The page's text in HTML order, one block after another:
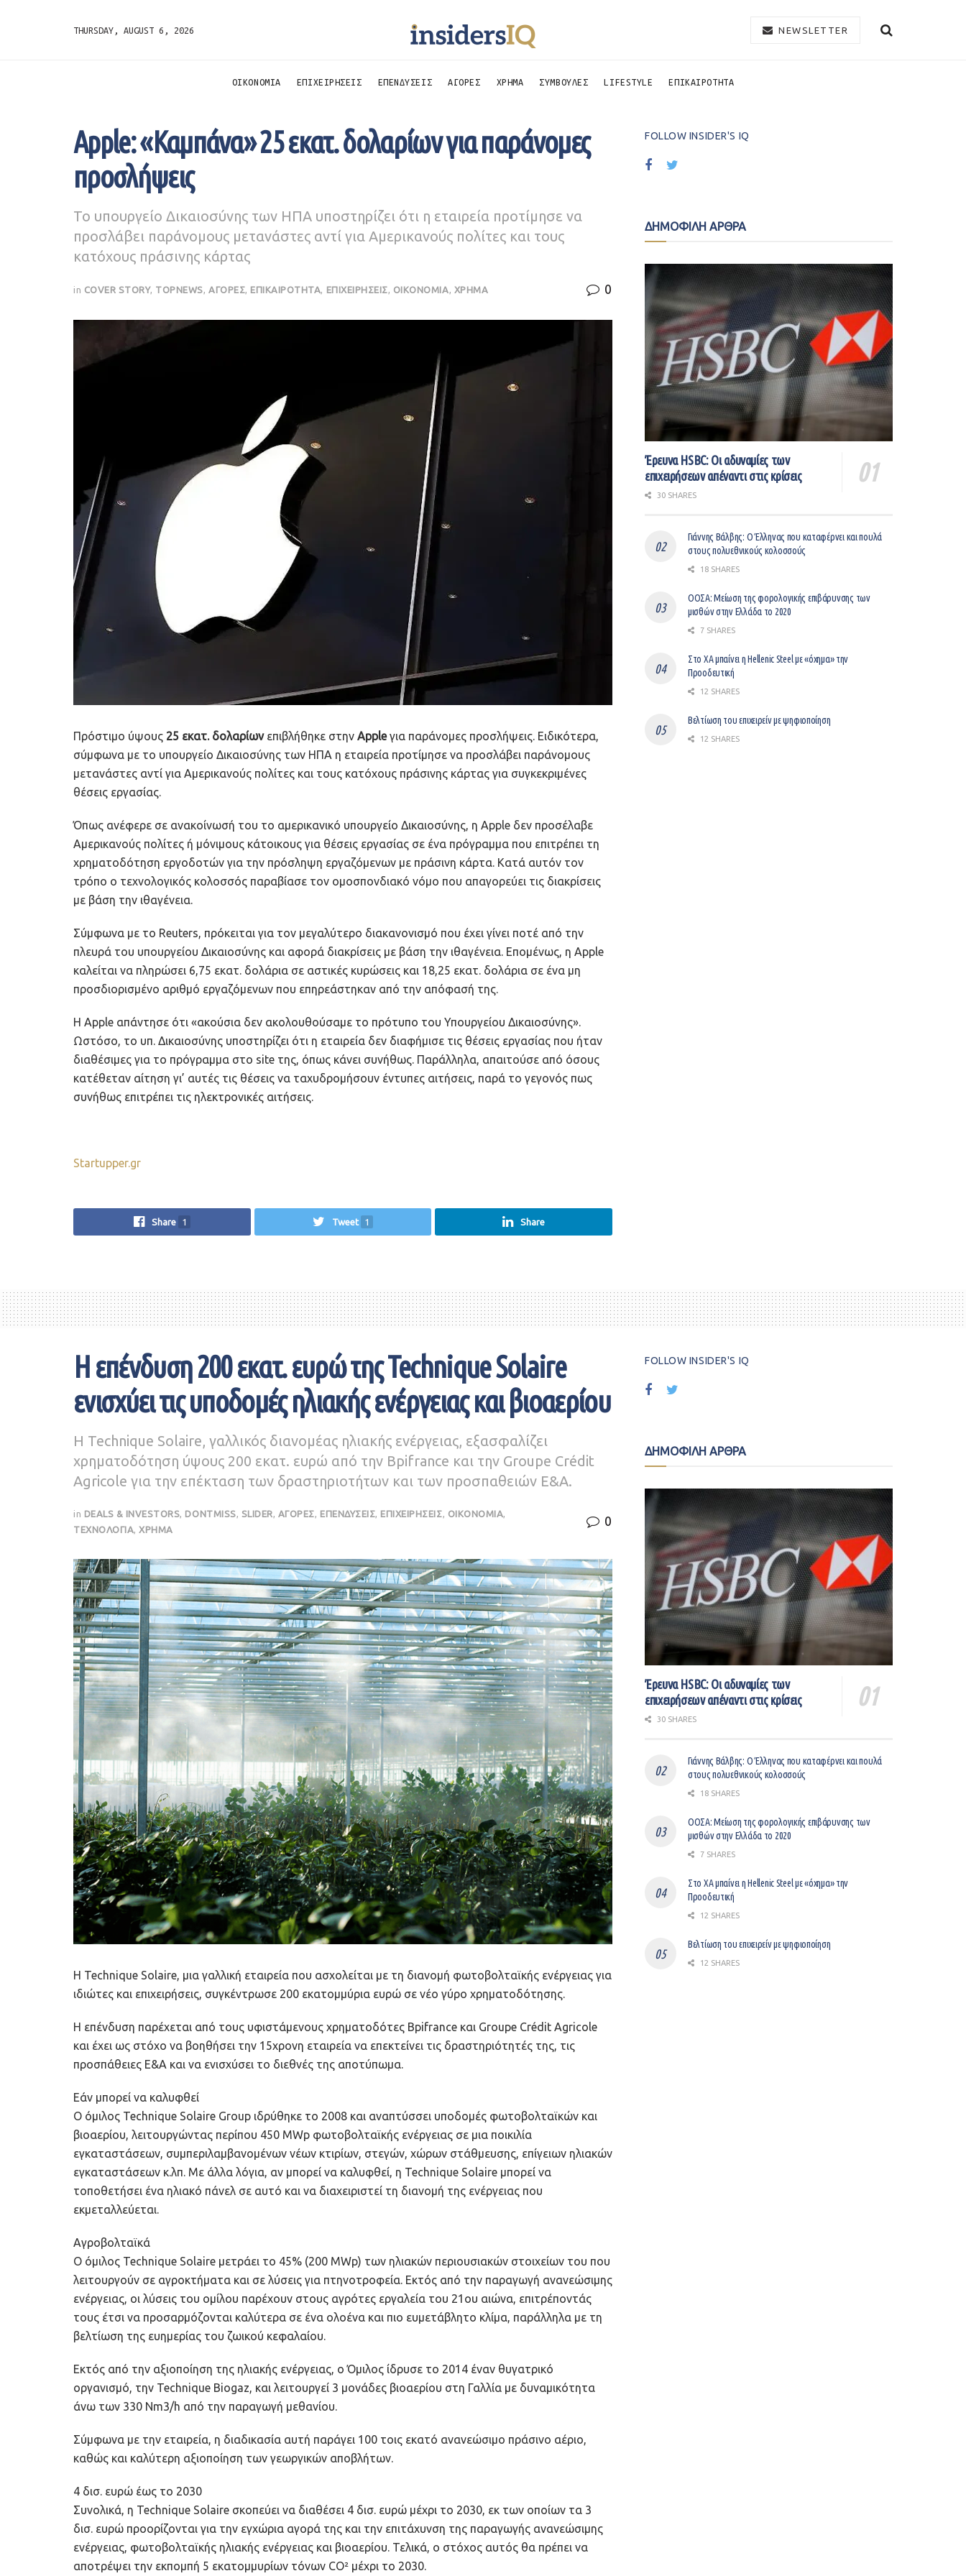
THURSDAY, AUGUST 6, 2026 NEWSLETTER
ΟΙΚΟΝΟΜΙΑ ΕΠΙΧΕΙΡΗΣΕΙΣ ΕΠΕΝΔΥΣΕΙΣ ΑΓΟΡΕΣ ΧΡΗΜΑ ΣΥΜΒΟΥΛΕΣ LIFESTYLE ΕΠΙΚΑΙΡΟΤΗΤΑ
Apple: «Καμπάνα» 25 εκατ. δολαρίων για παράνομες
προσλήψεις
Το υπουργείο Δικαιοσύνης των ΗΠΑ υποστηρίζει ότι η εταιρεία προτίμησε να
προσλάβει παράνομους μετανάστες αντί για Αμερικανούς πολίτες και τους
κατόχους πράσινης κάρτας
in COVER STORY, TOPNEWS ΑΓΟΡΕΣ ΕΠΙΚΑΙΡΟΤΗΤΑ ΕΠΙΧΕΙΡΗΣΕΙΣ ΟΙΚΟΝΟΜΙΑ ΧΡΗΜΑ 0
Πρόστιμο ύψους 25 εκατ. δολαρίωνεπιβλήθηκε στην Appleγια παράνομες προσλήψεις. Ειδικότερα,
σύμφωνα με το υπουργείο Δικαιοσύνης των ΗΠΑ η εταιρεία προτίμησε να προσλάβει παράνομους
μετανάστες αντί για Αμερικανούς πολίτες και τους κατόχους πράσινης κάρτας για συγκεκριμένες
θέσεις εργασίας.
Όπως ανέφερε σε ανακοίνωσή του το αμερικανικό υπουργείο Δικαιοσύνης, η Apple δεν προσέλαβε
Αμερικανούς πολίτες ή μόνιμους κάτοικους για θέσεις εργασίας σε ένα πρόγραμμα που επιτρέπει τη
χρηματοδότηση εργοδοτών για την πρόσληψη εργαζόμενων με πράσινη κάρτα. Κατά αυτόν τον
τρόπο ο τεχνολογικός κολοσσός παραβίασε τον ομοσπονδιακό νόμο που απαγορεύει τις διακρίσεις
με βάση την ιθαγένεια.
Σύμφωνα με το Reuters, πρόκειται για τον μεγαλύτερο διακανονισμό που έχει γίνει ποτέ από την
πλευρά του υπουργείου Δικαιοσύνης και αφορά διακρίσεις με βάση την ιθαγένεια. Επομένως, η Αpple
καλείται να πληρώσει 6,75 εκατ. δολάρια σε αστικές κυρώσεις και 18,25 εκατ. δολάρια σε ένα μη
προσδιορισμένο αριθμό εργαζόμενων που επηρεάστηκαν από την απόφασή της.
Η Αpple απάντησε ότι «ακούσια δεν ακολουθούσαμε το πρότυπο του Υπουργείου Δικαιοσύνης».
Ωστόσο, το υπ. Δικαιοσύνης υποστηρίζει ότι η εταιρεία δεν διαφήμισε τις θέσεις εργασίας που ήταν
διαθέσιμες για το πρόγραμμα στο site της, όπως κάνει συνήθως. Παράλληλα, απαιτούσε από όσους
κατέθεταν αίτηση γι’ αυτές τις θέσεις να ταχυδρομήσουν έντυπες αιτήσεις, παρά το γεγονός πως
συνήθως επιτρέπει τις ηλεκτρονικές αιτήσεις.
Startupper.gr
Share 1 Tweet 1 Share
FOLLOW INSIDER'S IQ
ΔΗΜΟΦΙΛΗ ΑΡΘΡΑ
Έρευνα HSBC: Οι αδυναμίες των
επιχειρήσεων απέναντι στις κρίσεις
30 SHARES
Γιάννης Βάλβης: O Έλληνας που καταφέρνει και πουλά
στους πολυεθνικούς κολοσσούς
18 SHARES
ΟΟΣΑ: Μείωση της φορολογικής επιβάρυνσης των
μισθών στην Ελλάδα το 2020
7 SHARES
Στο ΧΑ μπαίνει η Hellenic Steel με «όχημα» την
Προοδευτική
12 SHARES
Βελτίωση του επιχειρείν με ψηφιοποίηση
12 SHARES
Η επένδυση 200 εκατ. ευρώ της Technique Solaire
ενισχύει τις υποδομές ηλιακής ενέργειας και βιοαερίου
Η Technique Solaire, γαλλικός διανομέας ηλιακής ενέργειας, εξασφαλίζει
χρηματοδότηση ύψους 200 εκατ. ευρώ από την Bpifrance και την Groupe Crédit
Agricole για την επέκταση των δραστηριοτήτων και των προσπαθειών Ε&Α.
in DEALS & INVESTORS DONTMISS SLIDER ΑΓΟΡΕΣ ΕΠΕΝΔΥΣΕΙΣ ΕΠΙΧΕΙΡΗΣΕΙΣ ΟΙΚΟΝΟΜΙΑ
ΤΕΧΝΟΛΟΓΙΑ ,ΧΡΗΜΑ
0
Η Technique Solaire, μια γαλλική εταιρεία που ασχολείται με τη διανομή φωτοβολταϊκής ενέργειας για
ιδιώτες και επιχειρήσεις, συγκέντρωσε 200 εκατομμύρια ευρώ σε νέο γύρο χρηματοδότησης.
Η επένδυση παρέχεται από τους υφιστάμενους χρηματοδότες Bpifrance και Groupe Crédit Agricole
και έχει ως στόχο να βοηθήσει την 15χρονη εταιρεία να επεκτείνει τις δραστηριότητές της, τις
προσπάθειες Ε&Α και να ενισχύσει το διεθνές της αποτύπωμα.
Εάν μπορεί να καλυφθεί
Ο όμιλος Technique Solaire Group ιδρύθηκε το 2008 και αναπτύσσει υποδομές φωτοβολταϊκών και
βιοαερίου, λειτουργώντας περίπου 450 MWp φωτοβολταϊκής ενέργειας σε μια ποικιλία
εγκαταστάσεων, συμπεριλαμβανομένων νέων κτιρίων, στεγών, χώρων στάθμευσης, επίγειων ηλιακών
εγκαταστάσεων κ.λπ. Με άλλα λόγια, αν μπορεί να καλυφθεί, η Technique Solaire μπορεί να
τοποθετήσει ένα ηλιακό πάνελ σε αυτό και να διαχειριστεί τη διανομή της ενέργειας που
εκμεταλλεύεται.
Αγροβολταϊκά
Ο όμιλος Technique Solaire μετράει το 45% (200 MWp) των ηλιακών περιουσιακών στοιχείων του που
λειτουργούν σε αγροκτήματα και σε λύσεις για πτηνοτροφεία. Εκτός από την παραγωγή ανανεώσιμης
ενέργειας, οι λύσεις του ομίλου παρέχουν στους αγρότες εργαλεία του 21ου αιώνα, επιτρέποντάς
τους έτσι να προσαρμόζονται καλύτερα σε ένα ολοένα και πιο ευμετάβλητο κλίμα, παράλληλα με τη
βελτίωση της ευημερίας του ζωικού κεφαλαίου.
Εκτός από την αξιοποίηση της ηλιακής ενέργειας, ο Όμιλος ίδρυσε το 2014 έναν θυγατρικό
οργανισμό, την Technique Biogaz, και λειτουργεί 3 μονάδες βιοαερίου στη Γαλλία με δυναμικότητα
άνω των 330 Nm3/h από την παραγωγή μεθανίου.
Σύμφωνα με την εταιρεία, η διαδικασία αυτή παράγει 100 τοις εκατό ανανεώσιμο πράσινο αέριο,
καθώς και καλύτερη αξιοποίηση των γεωργικών αποβλήτων.
4 δισ. ευρώ έως το 2030
Συνολικά, η Technique Solaire σκοπεύει να διαθέσει 4 δισ. ευρώ μέχρι το 2030, εκ των οποίων τα 3
δισ. ευρώ προορίζονται για την εγχώρια αγορά της και την επιτάχυνση της παραγωγής ανανεώσιμης
ενέργειας, φωτοβολταϊκής ηλιακής ενέργειας και βιοαερίου. Τελικά, ο στόχος αυτός θα πρέπει να
αποτρέψει την εκπομπή 5 εκατομμυρίων τόνων CO² μέχρι το 2030.
FOLLOW INSIDER'S IQ
ΔΗΜΟΦΙΛΗ ΑΡΘΡΑ
Έρευνα HSBC: Οι αδυναμίες των
επιχειρήσεων απέναντι στις κρίσεις
30 SHARES
Γιάννης Βάλβης: O Έλληνας που καταφέρνει και πουλά
στους πολυεθνικούς κολοσσούς
18 SHARES
ΟΟΣΑ: Μείωση της φορολογικής επιβάρυνσης των
μισθών στην Ελλάδα το 2020
7 SHARES
Στο ΧΑ μπαίνει η Hellenic Steel με «όχημα» την
Προοδευτική
12 SHARES
Βελτίωση του επιχειρείν με ψηφιοποίηση
12 SHARES